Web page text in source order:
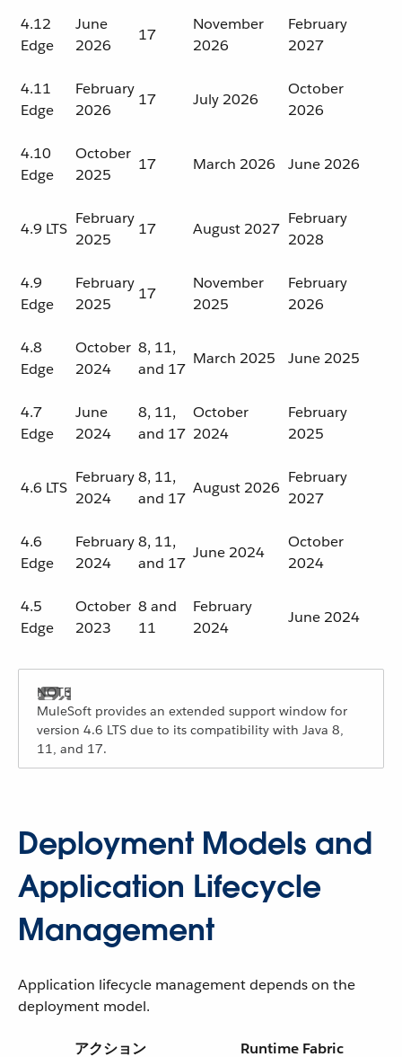
4.12
Edge
June
2026
17
November
2026
February
2027
4.11
Edge
February
2026
17 July 2026
October
2026
4.10
Edge
October
2025
17 March 2026 June 2026
4.9 LTS
February
2025
17 August 2027
February
2028
4.9
Edge
February
2025
17
November
2025
February
2026
4.8
Edge
October
2024
8, 11,
and 17
March 2025 June 2025
4.7
Edge
June
2024
8, 11,
and 17
October
2024
February
2025
4.6 LTS
February
2024
8, 11,
and 17
August 2026
February
2027
4.6
Edge
February
2024
8, 11,
and 17
June 2024
October
2024
4.5
Edge
October
2023
8 and
11
February
2024
June 2024
MuleSoft provides an extended support window for
version 4.6 LTS due to its compatibility with Java 8,
11, and 17.
Deployment Models and
Application Lifecycle
Management
Application lifecycle management depends on the
deployment model.
アクション Runtime Fabric